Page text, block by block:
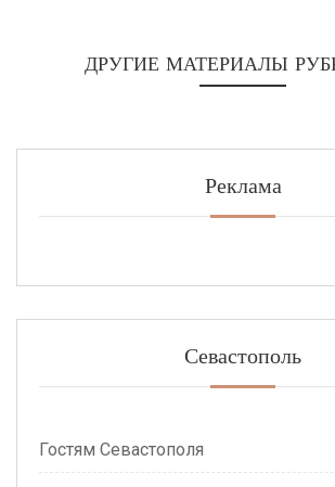
ДРУГИЕ МАТЕРИАЛЫ
Реклама
Севастополь
Гостям Севастополя